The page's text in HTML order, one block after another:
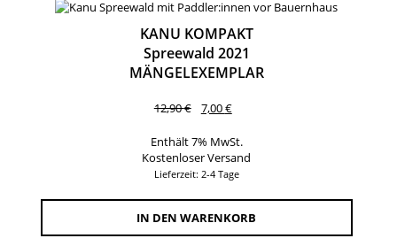
KANU KOMPAKT
Spreewald 2021
MÄNGELEXEMPLAR
12,90€
Ursprünglicher
war:
12,90 €
7,00€
ist:
7,00 €.
Enthält 7% MwSt.
Kostenloser Versand
Lieferzeit: 2-4 Tage
IN DEN WARENKORB